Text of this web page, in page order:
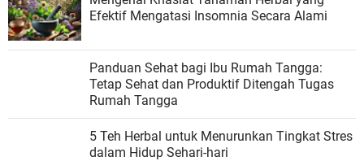
Efektif Mengatasi Insomnia Secara Alami
Panduan Sehat bagi Ibu Rumah Tangga:
Tetap Sehat dan Produktif Ditengah Tugas
Rumah Tangga
5 Teh Herbal untuk Menurunkan Tingkat Stres
dalam Hidup Sehari-hari